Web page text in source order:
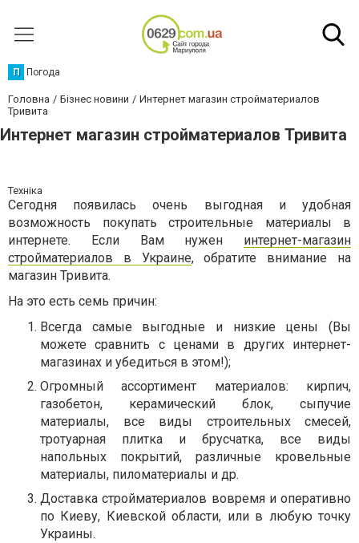
П Погода
Головна Бізнес новини
Интернет магазин стройматериалов
Тривита
Интернет магазин стройматериалов Тривита
Техніка
Сегодня появилась очень выгодная и удобная
возможность покупать строительные материалы в
интернете. Если Вам нужен интернет-магазин
стройматериалов в Украине, обратите внимание на
магазин Тривита.
На это есть семь причин:
Всегда самые выгодные и низкие цены (Вы
можете сравнить с ценами в других интернет-
магазинах и убедиться в этом!);
Огромный ассортимент материалов: кирпич,
газобетон, керамический блок, сыпучие
материалы, все виды строительных смесей,
тротуарная плитка и брусчатка, все виды
напольных покрытий, различные кровельные
материалы, пиломатериалы и др.
Доставка стройматериалов вовремя и оперативно
по Киеву, Киевской области, или в любую точку
Украины.